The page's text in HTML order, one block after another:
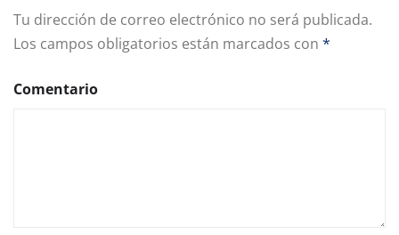
Tu dirección de correo electrónico no será publicada.
Los campos obligatorios están marcados con *
Comentario